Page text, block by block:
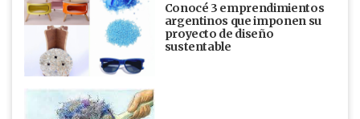
Conocé 3 emprendimientos
argentinos que imponen su
proyecto de diseño
sustentable